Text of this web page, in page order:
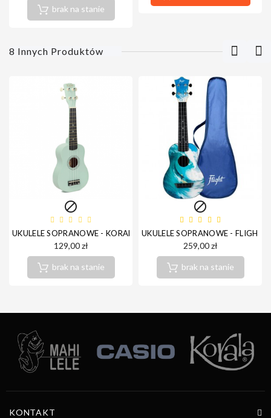
brak na stanie
8 Innych Produktów

UKULELE SOPRANOWE - KORALA UKS-15-LBU
129,00 zł
brak na stanie

UKULELE SOPRANOWE - FLIGHT
259,00 zł
brak na stanie
KONTAKT